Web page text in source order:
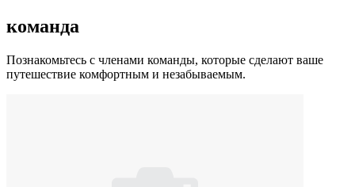
команда
Познакомьтесь с членами команды, которые сделают ваше
путешествие комфортным и незабываемым.